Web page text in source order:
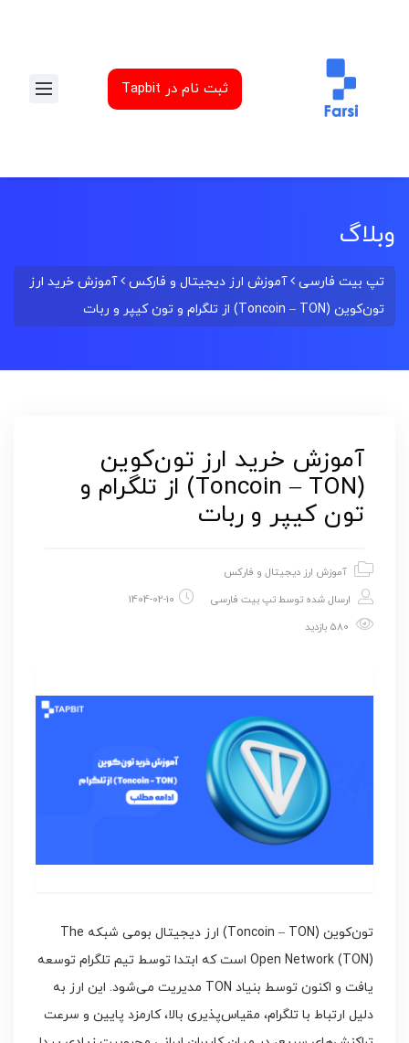
ثبت نام در Tapbit
وبلاگ
تپ بیت فارسی آموزش ارز دیجیتال و فارکس
آموزش خرید ارز
تون‌کوین (Toncoin – TON) از تلگرام و تون کیپر و ربات
آموزش خرید ارز تون‌کوین
(Toncoin – TON) از تلگرام و
تون کیپر و ربات
آموزش ارز دیجیتال و فارکس
ارسال شده توسطتپ بیت فارسی
1404-02-10
تون‌کوین (Toncoin – TON) ارز دیجیتال بومی شبکه The
Open Network (TON) است که ابتدا توسط تیم تلگرام توسعه
یافت و اکنون توسط بنیاد TON مدیریت می‌شود. این ارز به
دلیل ارتباط با تلگرام، مقیاس‌پذیری بالا، کارمزد پایین و سرعت